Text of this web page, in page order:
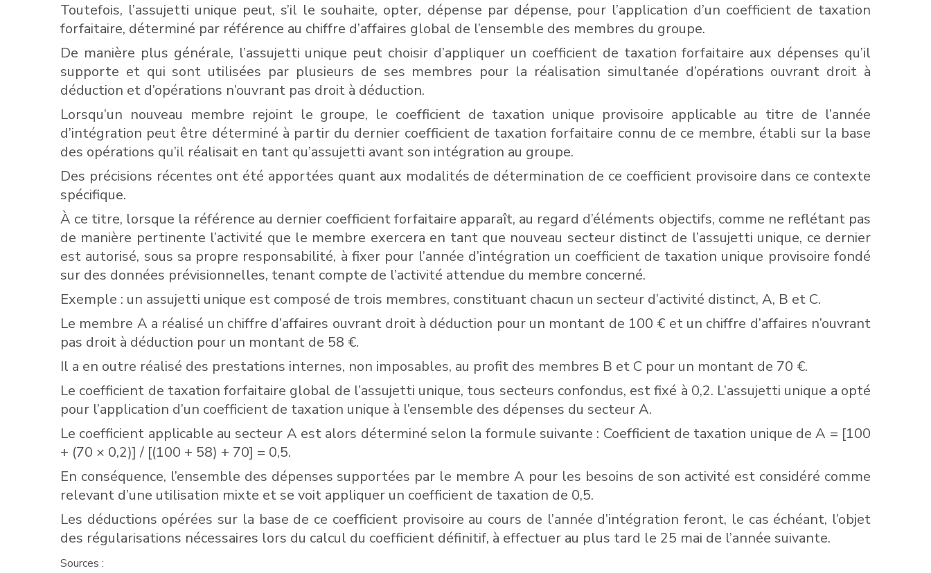
Toutefois, l’assujetti unique peut, s’il le souhaite, opter, dépense par dépense, pour l’application d’un coefficient de taxation
forfaitaire, déterminé par référence au chiffre d’affaires global de l’ensemble des membres du groupe.
De manière plus générale, l’assujetti unique peut choisir d’appliquer un coefficient de taxation forfaitaire aux dépenses qu’il
supporte et qui sont utilisées par plusieurs de ses membres pour la réalisation simultanée d’opérations ouvrant droit à
déduction et d’opérations n’ouvrant pas droit à déduction.
Lorsqu’un nouveau membre rejoint le groupe, le coefficient de taxation unique provisoire applicable au titre de l’année
d’intégration peut être déterminé à partir du dernier coefficient de taxation forfaitaire connu de ce membre, établi sur la base
des opérations qu’il réalisait en tant qu’assujetti avant son intégration au groupe.
Des précisions récentes ont été apportées quant aux modalités de détermination de ce coefficient provisoire dans ce contexte
spécifique.
À ce titre, lorsque la référence au dernier coefficient forfaitaire apparaît, au regard d’éléments objectifs, comme ne reflétant pas
de manière pertinente l’activité que le membre exercera en tant que nouveau secteur distinct de l’assujetti unique, ce dernier
est autorisé, sous sa propre responsabilité, à fixer pour l’année d’intégration un coefficient de taxation unique provisoire fondé
sur des données prévisionnelles, tenant compte de l’activité attendue du membre concerné.
Exemple : un assujetti unique est composé de trois membres, constituant chacun un secteur d’activité distinct, A, B et C.
Le membre A a réalisé un chiffre d’affaires ouvrant droit à déduction pour un montant de 100 € et un chiffre d’affaires n’ouvrant
pas droit à déduction pour un montant de 58 €.
Il a en outre réalisé des prestations internes, non imposables, au profit des membres B et C pour un montant de 70 €.
Le coefficient de taxation forfaitaire global de l’assujetti unique, tous secteurs confondus, est fixé à 0,2. L’assujetti unique a opté
pour l’application d’un coefficient de taxation unique à l’ensemble des dépenses du secteur A.
Le coefficient applicable au secteur A est alors déterminé selon la formule suivante : Coefficient de taxation unique de A = [100
+ (70 × 0,2)] / [(100 + 58) + 70] = 0,5.
En conséquence, l’ensemble des dépenses supportées par le membre A pour les besoins de son activité est considéré comme
relevant d’une utilisation mixte et se voit appliquer un coefficient de taxation de 0,5.
Les déductions opérées sur la base de ce coefficient provisoire au cours de l’année d’intégration feront, le cas échéant, l’objet
des régularisations nécessaires lors du calcul du coefficient définitif, à effectuer au plus tard le 25 mai de l’année suivante.
Sources :